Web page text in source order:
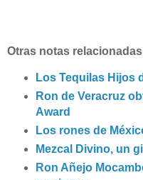
Otras notas
Los Tequilas Hijos
Ron de Veracruz
Award
Los rones de
Mezcal Divino, un
Ron Añejo